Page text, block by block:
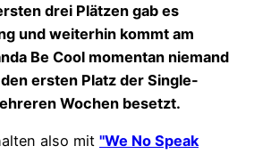
drei Plätzen gab es
und weiterhin kommt am
Be Cool momentan niemand
ersten Platz der Single-
Wochen besetzt.
also mit "We No Speak